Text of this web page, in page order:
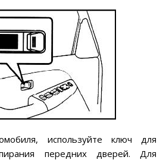
используйте ключ для
передних дверей. Для